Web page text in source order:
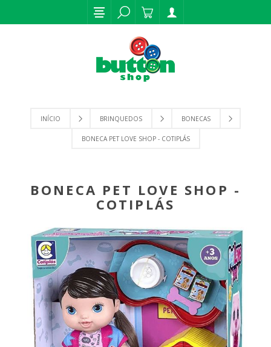
INÍCIO BRINQUEDOS BONECAS
BONECA PET LOVE SHOP - COTIPLÁS
BONECA PET LOVE SHOP -
COTIPLÁS